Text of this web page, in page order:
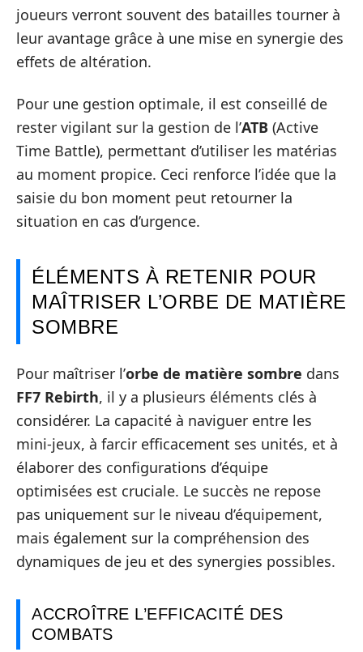
joueurs verront souvent des batailles tourner à
leur avantage grâce à une mise en synergie des
effets de altération.
Pour une gestion optimale, il est conseillé de
rester vigilant sur la gestion de l’ATB (Active
Time Battle), permettant d’utiliser les matérias
au moment propice. Ceci renforce l’idée que la
saisie du bon moment peut retourner la
situation en cas d’urgence.
ÉLÉMENTS À RETENIR POUR
MAÎTRISER L’ORBE DE MATIÈRE
SOMBRE
Pour maîtriser l’orbe de matière sombre dans
FF7 Rebirth, il y a plusieurs éléments clés à
considérer. La capacité à naviguer entre les
mini-jeux, à farcir efficacement ses unités, et à
élaborer des configurations d’équipe
optimisées est cruciale. Le succès ne repose
pas uniquement sur le niveau d’équipement,
mais également sur la compréhension des
dynamiques de jeu et des synergies possibles.
ACCROÎTRE L’EFFICACITÉ DES
COMBATS